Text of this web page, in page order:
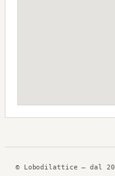
© Lobodilattice — dal